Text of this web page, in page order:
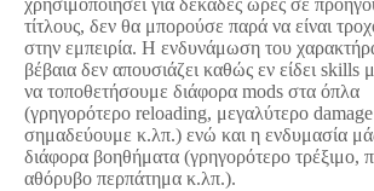
χρησιμοποιήσει για δεκάδες ώρες σε
τίτλους, δεν θα μπορούσε παρά να είναι
στην εμπειρία. Η ενδυνάμωση του
βέβαια δεν απουσιάζει καθώς εν είδει skills
να τοποθετήσουμε διάφορα mods στα όπλα
(γρηγορότερο reloading, μεγαλύτερο
σημαδεύουμε κ.λπ.) ενώ και η ενδυμασία μάς
διάφορα βοηθήματα (γρηγορότερο τρέξιμο,
αθόρυβο περπάτημα κ.λπ.).